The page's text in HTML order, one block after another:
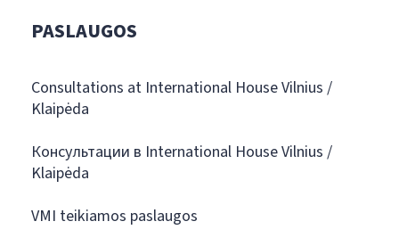
PASLAUGOS
Consultations at International House Vilnius /
Klaipėda
Консультации в International House Vilnius /
Klaipėda
VMI teikiamos paslaugos